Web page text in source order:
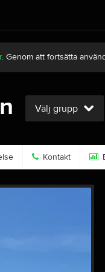
. Genom att fortsätta
Välj grupp
Kontakt